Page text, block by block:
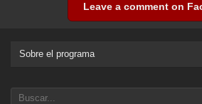
Leave a comment on
Sobre el programa